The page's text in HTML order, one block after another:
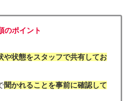
のポイント
や状態をスタッフで共有してお
聞かれることを事前に確認して